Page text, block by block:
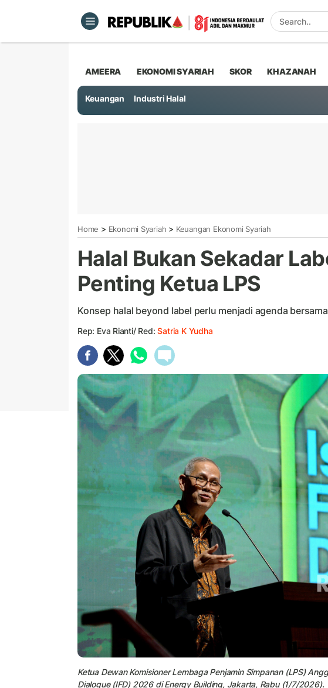
AMEERA EKONOMI SYARIAH SKOR KHAZANAH
Keuangan Industri Halal
Home > Ekonomi Syariah > Keuangan Ekonomi Syariah
Halal Bukan Sekadar
Penting Ketua LPS
Konsep halal beyond label perlu menjadi agenda
Rep: Eva Rianti/ Red:Satria K Yudha
Ketua Dewan Komisioner Lembaga Penjamin Simpanan (LPS)
Dialogue (IFD) 2026 di Energy Building, Jakarta, Rabu (1/7/2026).